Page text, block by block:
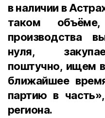
в наличии в
таком
производства
нуля,
поштучно, ищем
ближайшее
партию в
региона.